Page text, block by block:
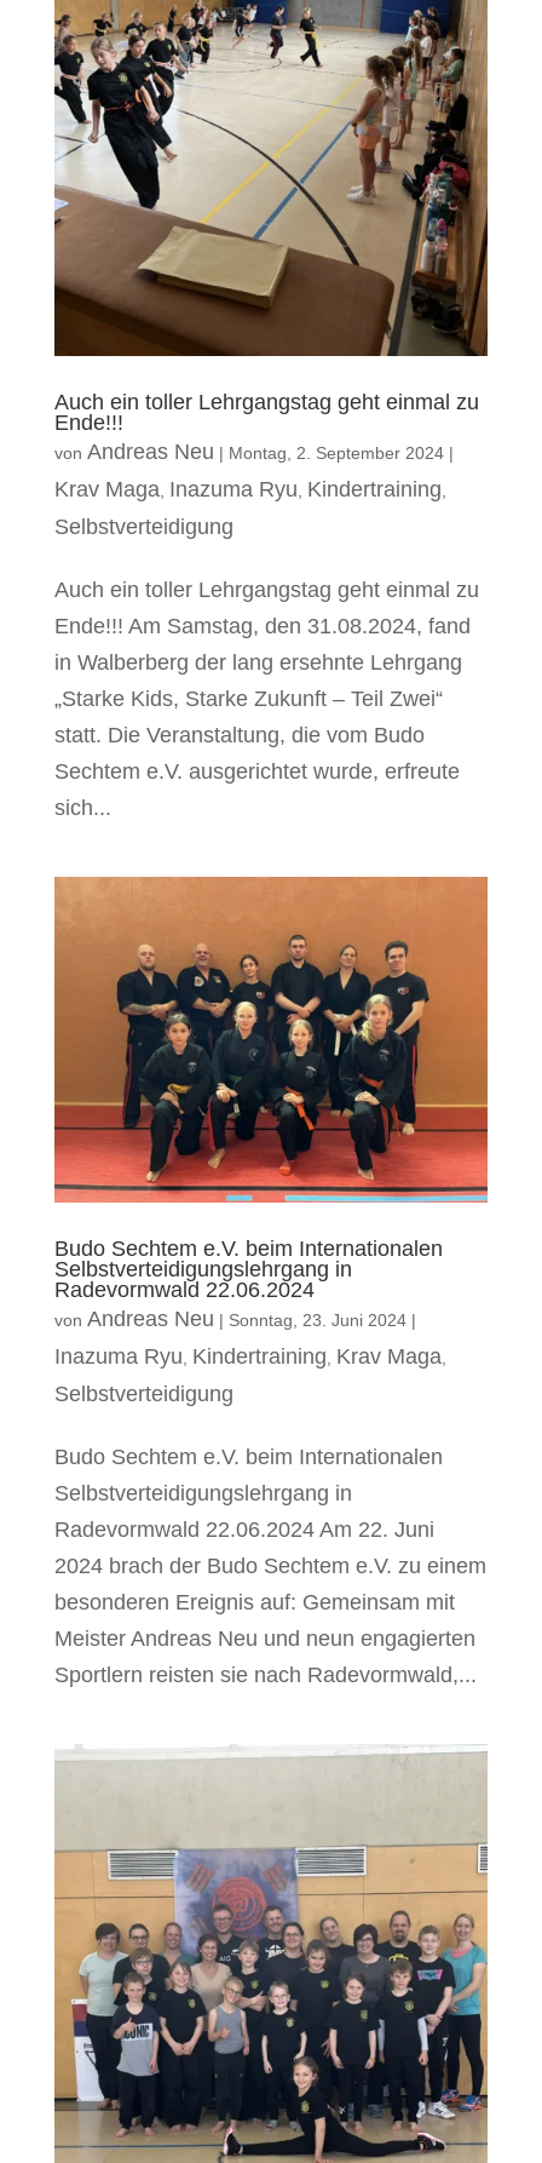
Auch ein toller Lehrgangstag geht einmal zu
Ende!!!
von Andreas Neu | Montag, 2. September 2024|
Krav Maga Inazuma Ryu Kindertraining
Selbstverteidigung
Auch ein toller Lehrgangstag geht einmal zu
Ende!!! Am Samstag, den 31.08.2024, fand
in Walberberg der lang ersehnte Lehrgang
„Starke Kids, Starke Zukunft – Teil Zwei“
statt. Die Veranstaltung, die vom Budo
Sechtem e.V. ausgerichtet wurde, erfreute
sich...
Budo Sechtem e.V. beim Internationalen
Selbstverteidigungslehrgang in
Radevormwald 22.06.2024
von Andreas Neu | Sonntag, 23. Juni 2024|
Inazuma Ryu Kindertraining Krav Maga
Selbstverteidigung
Budo Sechtem e.V. beim Internationalen
Selbstverteidigungslehrgang in
Radevormwald 22.06.2024 Am 22. Juni
2024 brach der Budo Sechtem e.V. zu einem
besonderen Ereignis auf: Gemeinsam mit
Meister Andreas Neu und neun engagierten
Sportlern reisten sie nach Radevormwald,...